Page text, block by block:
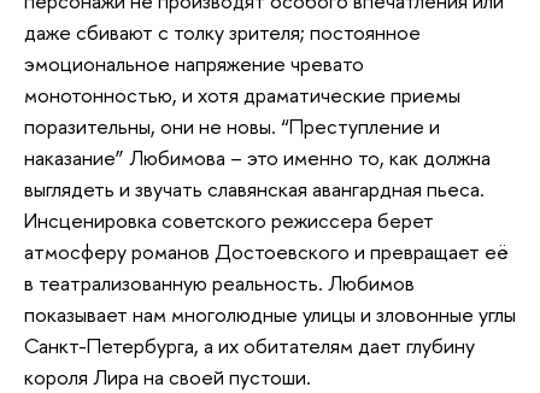
даже сбивают с толку зрителя; постоянное
эмоциональное напряжение чревато
монотонностью, и хотя драматические приемы
поразительны, они не новы. “Преступление и
наказание” Любимова – это именно то, как должна
выглядеть и звучать славянская авангардная пьеса.
Инсценировка советского режиссера берет
атмосферу романов Достоевского и превращает её
в театрализованную реальность. Любимов
показывает нам многолюдные улицы и зловонные углы
Санкт-Петербурга, а их обитателям дает глубину
короля Лира на своей пустоши.